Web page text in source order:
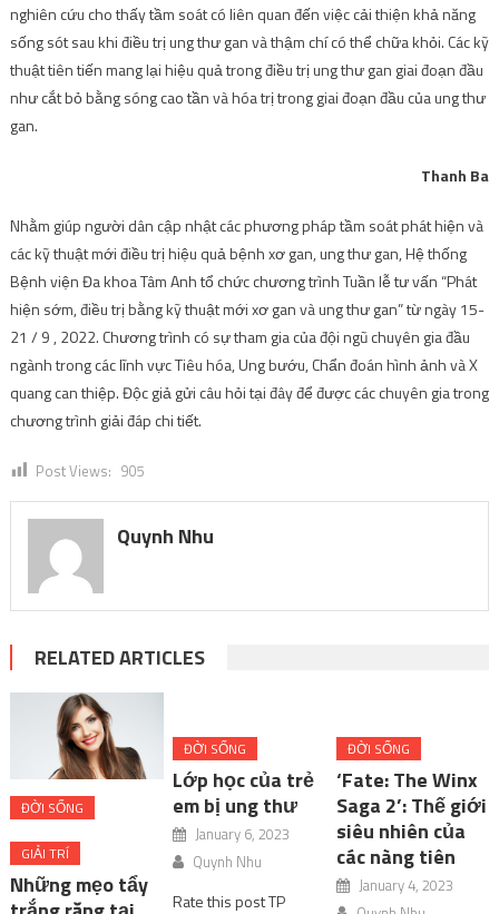
nghiên cứu cho thấy tầm soát có liên quan đến việc cải thiện khả năng
sống sót sau khi điều trị ung thư gan và thậm chí có thể chữa khỏi. Các kỹ
thuật tiên tiến mang lại hiệu quả trong điều trị ung thư gan giai đoạn đầu
như cắt bỏ bằng sóng cao tần và hóa trị trong giai đoạn đầu của ung thư
gan.
Thanh Ba
Nhằm giúp người dân cập nhật các phương pháp tầm soát phát hiện và
các kỹ thuật mới điều trị hiệu quả bệnh xơ gan, ung thư gan, Hệ thống
Bệnh viện Đa khoa Tâm Anh tổ chức chương trình Tuần lễ tư vấn “Phát
hiện sớm, điều trị bằng kỹ thuật mới xơ gan và ung thư gan” từ ngày 15-
21 / 9 , 2022. Chương trình có sự tham gia của đội ngũ chuyên gia đầu
ngành trong các lĩnh vực Tiêu hóa, Ung bướu, Chẩn đoán hình ảnh và X
quang can thiệp. Độc giả gửi câu hỏi tại đây để được các chuyên gia trong
chương trình giải đáp chi tiết.
Post Views: 905
Quynh Nhu
RELATED ARTICLES
ĐỜI SỐNG
GIẢI TRÍ
Những mẹo tẩy
ĐỜI SỐNG
Lớp học của trẻ
em bị ung thư
January 6, 2023
Quynh Nhu
Rate this post TP
ĐỜI SỐNG
‘Fate: The Winx
Saga 2’: Thế giới
siêu nhiên của
các nàng tiên
January 4, 2023